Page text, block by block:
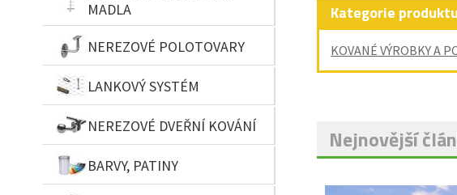
MADLA
NEREZOVÉ POLOTOVARY
LANKOVÝ SYSTÉM
NEREZOVÉ DVEŘNÍ KOVÁNÍ
BARVY, PATINY
Kategorie produktu
KOVANÉ VÝROBKY A
Nejnovější